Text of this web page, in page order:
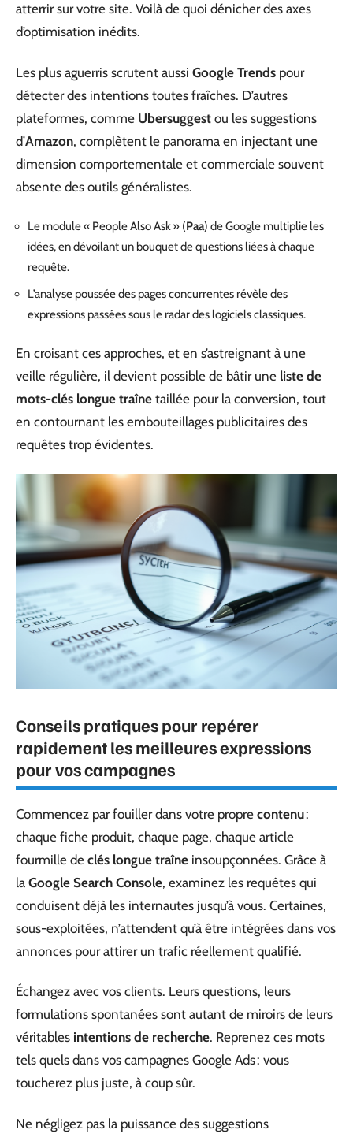
atterrir sur votre site. Voilà de quoi dénicher des axes
d’optimisation inédits.
Les plus aguerris scrutent aussi Google Trends pour
détecter des intentions toutes fraîches. D’autres
plateformes, comme Ubersuggest ou les suggestions
d’Amazon, complètent le panorama en injectant une
dimension comportementale et commerciale souvent
absente des outils généralistes.
Le module « People Also Ask » (Paa) de Google multiplie les
idées, en dévoilant un bouquet de questions liées à chaque
requête.
L’analyse poussée des pages concurrentes révèle des
expressions passées sous le radar des logiciels classiques.
En croisant ces approches, et en s’astreignant à une
veille régulière, il devient possible de bâtir une liste de
mots-clés longue traîne taillée pour la conversion, tout
en contournant les embouteillages publicitaires des
requêtes trop évidentes.
Conseils pratiques pour repérer
rapidement les meilleures expressions
pour vos campagnes
Commencez par fouiller dans votre propre contenu:
chaque fiche produit, chaque page, chaque article
fourmille de clés longue traîne insoupçonnées. Grâce à
la Google Search Console, examinez les requêtes qui
conduisent déjà les internautes jusqu’à vous. Certaines,
sous-exploitées, n’attendent qu’à être intégrées dans vos
annonces pour attirer un trafic réellement qualifié.
Échangez avec vos clients. Leurs questions, leurs
formulations spontanées sont autant de miroirs de leurs
véritables intentions de recherche. Reprenez ces mots
tels quels dans vos campagnes Google Ads : vous
toucherez plus juste, à coup sûr.
Ne négligez pas la puissance des suggestions